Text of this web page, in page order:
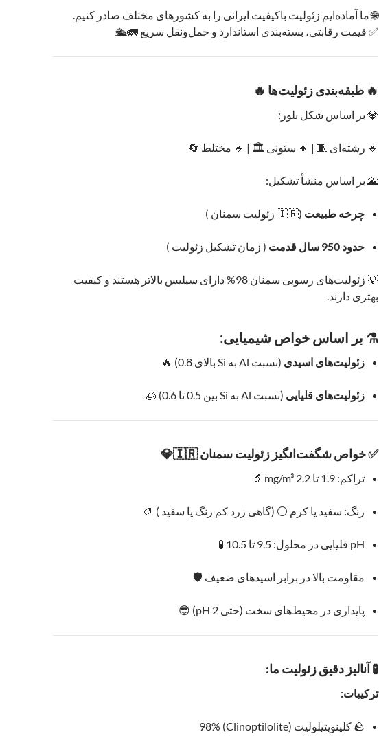
🌐 ما آماده‌ایم زئولیت باکیفیت ایرانی را به کشورهای مختلف صادر کنیم.
✅ قیمت رقابتی، بسته‌بندی استاندارد و حمل‌ونقل سریع 🚛🛳️
🔥 طبقه‌بندی زئولیت‌ها 🔥
💎 بر اساس شکل بلور:
🔹 رشته‌ای 🧵 | 🔸 ستونی 🏛️ | 🔹 مختلط 🔄
🌋 بر اساس منشأ تشکیل:
چرخه طبیعت (🇮🇷 زئولیت سمنان )
حدود 950 سال قدمت ( زمان تشکیل زئولیت )
💡 زئولیت‌های رسوبی سمنان 98% دارای سیلیس بالاتر هستند و کیفیت
بهتری دارند.
⚗️ بر اساس خواص شیمیایی:
زئولیت‌های اسیدی (نسبت Al به Si بالای 0.8) 🔥
زئولیت‌های قلیایی (نسبت Al به Si بین 0.5 تا 0.6) 🧊
✅ خواص شگفت‌انگیز زئولیت سمنان 🇮🇷💎
تراکم: 1.9 تا 2.2 mg/m³ 🔬
رنگ: سفید یا کرم ⚪ (گاهی زرد کم‌ رنگ یا سفید ) 🎨
pH قلیایی در محلول: 9.5 تا 10.5 🧪
مقاومت بالا در برابر اسیدهای ضعیف 🛡️
پایداری در محیط‌های سخت (حتی pH 2) 😎
🧪 آنالیز دقیق زئولیت ما:
ترکیبات:
🪨 کلینوپتیلولیت (Clinoptilolite) 98%